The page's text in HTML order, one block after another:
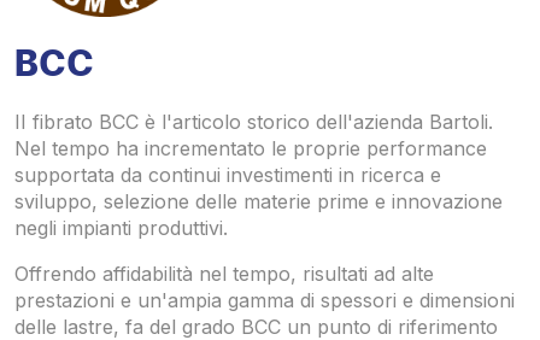
BCC
II fibrato BCC è l'articolo storico dell'azienda Bartoli.
Nel tempo ha incrementato le proprie performance
supportata da continui investimenti in ricerca e
sviluppo, selezione delle materie prime e innovazione
negli impianti produttivi.
Offrendo affidabilità nel tempo, risultati ad alte
prestazioni e un'ampia gamma di spessori e dimensioni
delle lastre, fa del grado BCC un punto di riferimento